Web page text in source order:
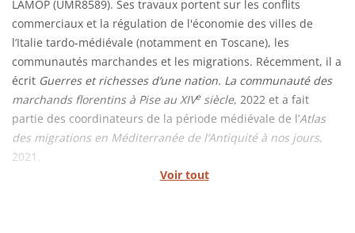
Voir tout
LAMOP (UMR8589). Ses travaux portent sur les conflits
commerciaux et la régulation de l'économie des villes de
l’Italie tardo-médiévale (notamment en Toscane), les
communautés marchandes et les migrations. Récemment, il a
écrit Guerres et richesses d’une nation. La communauté des
marchands florentins à Pise au XIVesiècle, 2022 et a fait
partie des coordinateurs de la période médiévale de l’Atlas
des migrations en Méditerranée de l’Antiquité à nos jours,
2021.